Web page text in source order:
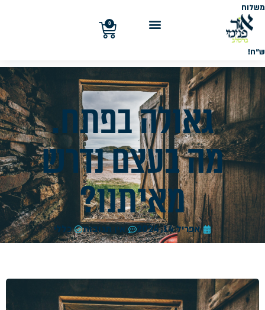
משלוח
חינם
בקנייה
מעל
ש"ח!
0
גאולה בפתח.
מה בעצם נדרש
מאיתנו?
אפריל 14, 2024 אין תגובות כללי